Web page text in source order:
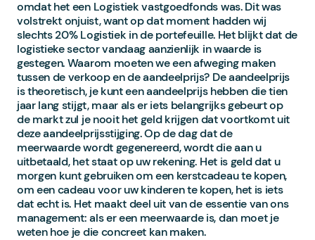
omdat het een Logistiek vastgoedfonds was. Dit was
volstrekt onjuist, want op dat moment hadden wij
slechts 20% Logistiek in de portefeuille. Het blijkt dat de
logistieke sector vandaag aanzienlijk in waarde is
gestegen. Waarom moeten we een afweging maken
tussen de verkoop en de aandeelprijs? De aandeelprijs
is theoretisch, je kunt een aandeelprijs hebben die tien
jaar lang stijgt, maar als er iets belangrijks gebeurt op
de markt zul je nooit het geld krijgen dat voortkomt uit
deze aandeelprijsstijging. Op de dag dat de
meerwaarde wordt gegenereerd, wordt die aan u
uitbetaald, het staat op uw rekening. Het is geld dat u
morgen kunt gebruiken om een kerstcadeau te kopen,
om een cadeau voor uw kinderen te kopen, het is iets
dat echt is. Het maakt deel uit van de essentie van ons
management: als er een meerwaarde is, dan moet je
weten hoe je die concreet kan maken.